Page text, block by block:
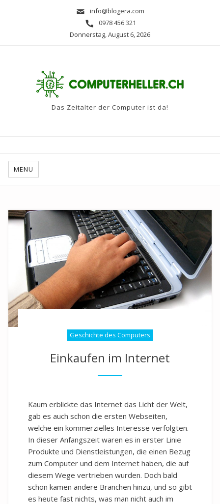
info@blogera.com
0978 456 321
Donnerstag, August 6, 2026
Das Zeitalter der Computer ist da!
MENU
Geschichte des Computers
Einkaufen im Internet
Kaum erblickte das Internet das Licht der Welt,
gab es auch schon die ersten Webseiten,
welche ein kommerzielles Interesse verfolgten.
In dieser Anfangszeit waren es in erster Linie
Produkte und Dienstleistungen, die einen Bezug
zum Computer und dem Internet haben, die auf
diesem Wege vertrieben wurden. Doch bald
schon kamen andere Branchen hinzu, und so gibt
es heute fast nichts, was man nicht auch im